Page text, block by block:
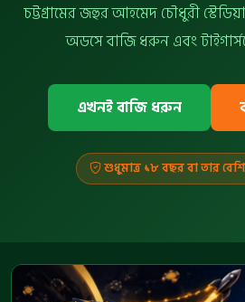
চট্টগ্রামের জহুর আহমেদ চৌধুরী
অডসে বাজি ধরুন এবং
এখনই বাজি ধরুন
শুধুমাত্র ১৮ বছর বা তার